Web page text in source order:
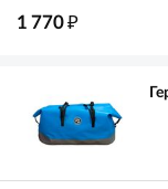
1 770₽